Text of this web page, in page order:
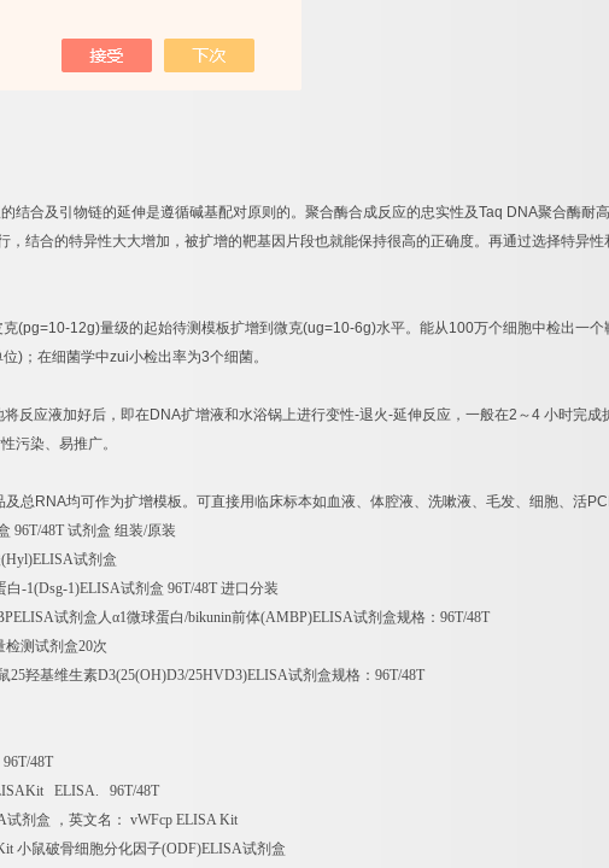
结合及引物链的延伸是遵循碱基配对原则的。聚合酶合成反应的忠实性及Taq DNA聚合酶耐
，结合的特异性大大增加，被扩增的靶基因片段也就能保持很高的正确度。再通过选择特异性
克(pg=10-12g)量级的起始待测模板扩增到微克(ug=10-6g)水平。能从100万个细胞中检出一个
位) ；在细菌学中zui小检出率为3个细菌。
反应液加好后，即在DNA扩增液和水浴锅上进行变性-退火-延伸反应，一般在2 ～4 小时完成
污染、易推广。
及总 RNA均可作为扩增模板。可直接用临床标本如血液、体腔液、洗嗽液、毛发、细胞、活
96T/48T 试剂盒 组装/原装
(Hyl)ELISA试剂盒
白-1(Dsg-1)ELISA试剂盒 96T/48T 进口分装
试剂盒人α1微球蛋白/bikunin前体(AMBP)ELISA试剂盒规格： 96T/48T
检测试剂盒20次
25羟基维生素D3(25(OH)D3/25HVD3)ELISA试剂盒规格： 96T/48T
48T
ELISA. 96T/48T
试剂盒 ，英文名： vWFcp ELISA Kit
小鼠破骨细胞分化因子(ODF)ELISA试剂盒